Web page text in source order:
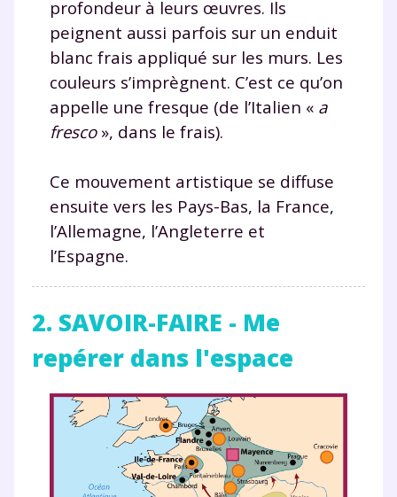
profondeur à leurs œuvres. Ils
peignent aussi parfois sur un enduit
blanc frais appliqué sur les murs. Les
couleurs s’imprègnent. C’est ce qu’on
appelle une fresque (de l’Italien « a
fresco», dans le frais).
Ce mouvement artistique se diffuse
ensuite vers les Pays-Bas, la France,
l’Allemagne, l’Angleterre et
l’Espagne.
2. SAVOIR-FAIRE - Me
repérer dans l'espace